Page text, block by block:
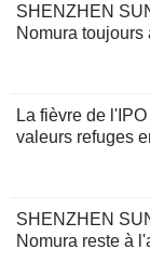
SHENZHEN
Nomura toujours
La fièvre de
valeurs refuges
SHENZHEN
Nomura reste à